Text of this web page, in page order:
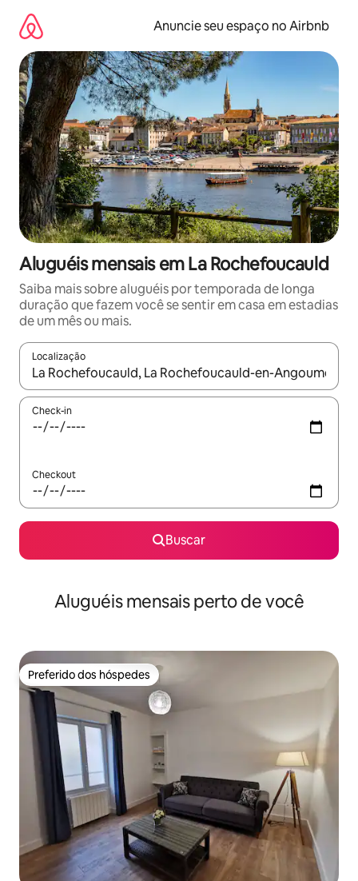
para
conteúdo
Anuncie seu espaço no Airbnb
Aluguéis mensais em La Rochefoucauld
Saiba mais sobre aluguéis por temporada de longa
duração que fazem você se sentir em casa em estadias
de um mês ou mais.
Localização
Quando os resultados estiverem disponíveis, explore-os
Check-in
Checkout
Buscar
Aluguéis mensais perto de você
Preferido dos hóspedes
Preferido dos hóspedes